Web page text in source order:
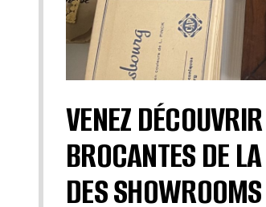
VENEZ
BROCANTES DE
DES